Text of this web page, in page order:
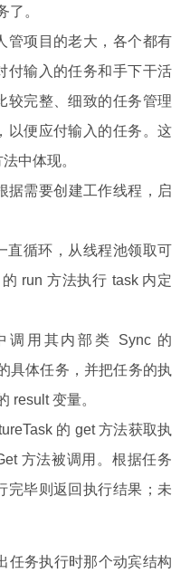
了。
管项目的老大，各个都有
付输入的任务和手下干活
较完整、细致的任务管理
以便应付输入的任务。这
中体现。
据需要创建工作线程，启
循环，从线程池领取可
run 方法执行 task 内定
调用其内部类 Sync 的
具体任务，并把任务的执
result 变量。
的 get 方法获取执
方法被调用。根据任务
完毕则返回执行结果；未
任务执行时那个动宾结构